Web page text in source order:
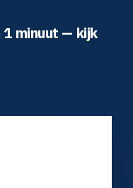
1 minuut — kijk